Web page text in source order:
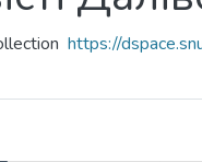
https://